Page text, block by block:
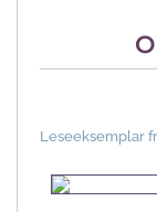
Leseeksemplar